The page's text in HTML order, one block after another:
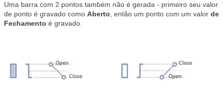
Uma barra com 2 pontos também não é gerada - primeiro seu valor
de ponto é gravado como Aberto , então um ponto com um valor de
Fechamento é gravado.